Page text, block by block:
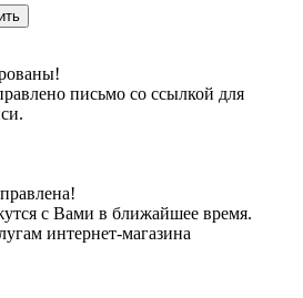
письмо со ссылкой для
с Вами в ближайшее время.
интернет-магазина